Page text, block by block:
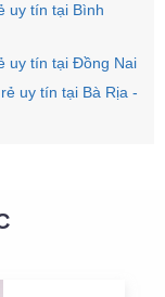
uy tín tại Bình
uy tín tại Đồng Nai
uy tín tại Bà Rịa -